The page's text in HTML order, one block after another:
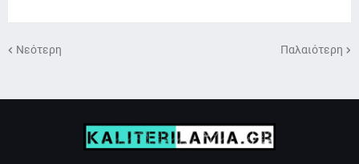
Νεότερη Παλαιότερη